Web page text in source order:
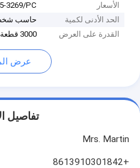
الأسعار
3269/PC
الحد الأدنى لكمية
حاسب
القدرة على العرض
3000 قطعة في الشهر
عرض
تفاصيل
Mrs. Martin
+8613910301842